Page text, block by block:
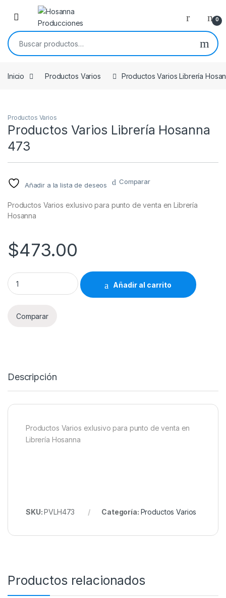
Skip to navigation
Skip to content
0
Buscar por:
Inicio Productos Varios Productos Varios Librería
Productos Varios
Productos Varios Librería Hosanna
473
Añadir a la lista de deseos Comparar
Productos Varios exlusivo para punto de venta en Librería
Hosanna
$473.00
Productos Varios Librería Hosanna 473 quantity
Añadir al carrito
Comparar
Descripción
Productos Varios exlusivo para punto de venta en
Librería Hosanna
SKU:PVLH473 Categoría: Productos Varios
Productos relacionados